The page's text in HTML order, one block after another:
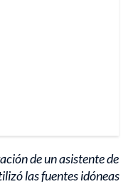
de un asistente de
las fuentes idóneas